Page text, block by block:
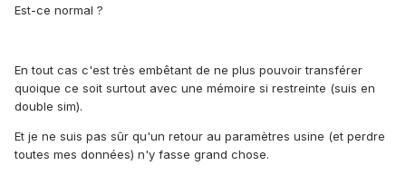
Est-ce normal ?
En tout cas c'est très embêtant de ne plus pouvoir transférer
quoique ce soit surtout avec une mémoire si restreinte (suis en
double sim).
Et je ne suis pas sûr qu'un retour au paramètres usine (et perdre
toutes mes données) n'y fasse grand chose.